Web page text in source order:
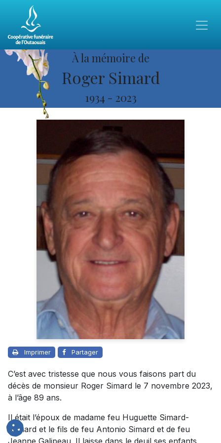
À la mémoire de
Roger Simard
1934 - 2023
Imprimer Partager
C’est avec tristesse que nous vous faisons part du
décès de monsieur Roger Simard le 7 novembre 2023,
à l’âge 89 ans.
Il était l’époux de madame feu Huguette Simard-
Richard et le fils de feu Antonio Simard et de feu
Jeanne Galipeau. Il laisse dans le deuil ses enfants